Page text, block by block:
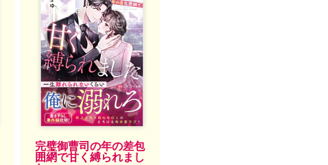
完璧御曹司の年の差包
囲網で甘く縛られまし